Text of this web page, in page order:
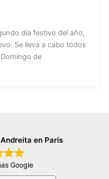
día festivo del año,
Se lleva a cabo todos
de
en París
Google